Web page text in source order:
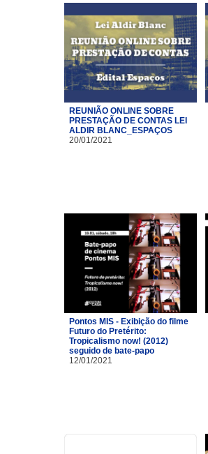
REUNIÃO ONLINE SOBRE
PRESTAÇÃO DE CONTAS LEI
ALDIR BLANC_ESPAÇOS
20/01/2021
Pontos MIS - Exibição do filme
Futuro do Pretérito:
Tropicalismo now! (2012)
seguido de bate-papo
12/01/2021